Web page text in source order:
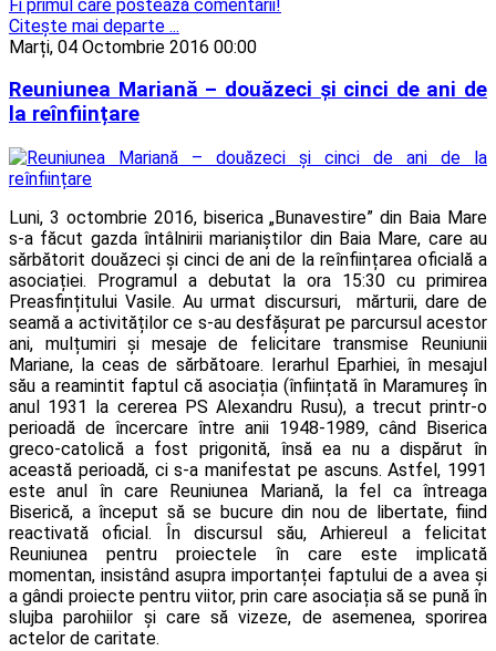
Fi primul care postează comentarii!
Citeşte mai departe ...
Marți, 04 Octombrie 2016 00:00
Reuniunea Mariană – douăzeci și cinci de ani de
la reînființare
Luni, 3 octombrie 2016, biserica „Bunavestire” din Baia Mare
s-a făcut gazda întâlnirii marianiștilor din Baia Mare, care au
sărbătorit douăzeci și cinci de ani de la reînființarea oficială a
asociației. Programul a debutat la ora 15:30 cu primirea
Preasfințitului Vasile. Au urmat discursuri, mărturii, dare de
seamă a activităților ce s-au desfășurat pe parcursul acestor
ani, mulțumiri și mesaje de felicitare transmise Reuniunii
Mariane, la ceas de sărbătoare. Ierarhul Eparhiei, în mesajul
său a reamintit faptul că asociația (înființată în Maramureș în
anul 1931 la cererea PS Alexandru Rusu), a trecut printr-o
perioadă de încercare între anii 1948-1989, când Biserica
greco-catolică a fost prigonită, însă ea nu a dispărut în
această perioadă, ci s-a manifestat pe ascuns. Astfel, 1991
este anul în care Reuniunea Mariană, la fel ca întreaga
Biserică, a început să se bucure din nou de libertate, fiind
reactivată oficial. În discursul său, Arhiereul a felicitat
Reuniunea pentru proiectele în care este implicată
momentan, insistând asupra importanței faptului de a avea și
a gândi proiecte pentru viitor, prin care asociația să se pună în
slujba parohiilor și care să vizeze, de asemenea, sporirea
actelor de caritate.